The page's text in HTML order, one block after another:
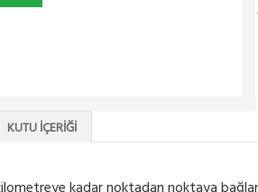
KUTU İÇERIĞI